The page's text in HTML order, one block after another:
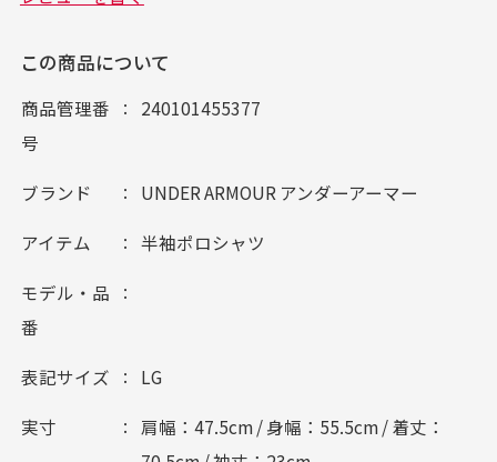
この商品について
商品管理番
号
240101455377
ブランド UNDER ARMOUR アンダーアーマー
アイテム 半袖ポロシャツ
モデル・品
番
表記サイズ LG
実寸
肩幅：47.5cm / 身幅：55.5cm / 着丈：